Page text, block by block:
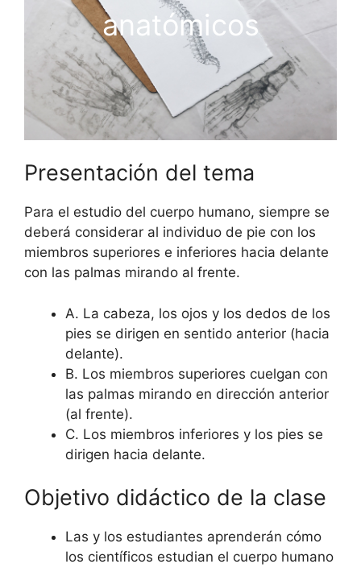
anatómicos
Presentación del tema
Para el estudio del cuerpo humano, siempre se
deberá considerar al individuo de pie con los
miembros superiores e inferiores hacia delante
con las palmas mirando al frente.
A. La cabeza, los ojos y los dedos de los
pies se dirigen en sentido anterior (hacia
delante).
B. Los miembros superiores cuelgan con
las palmas mirando en dirección anterior
(al frente).
C. Los miembros inferiores y los pies se
dirigen hacia delante.
Objetivo didáctico de la clase
Las y los estudiantes aprenderán cómo
los científicos estudian el cuerpo humano